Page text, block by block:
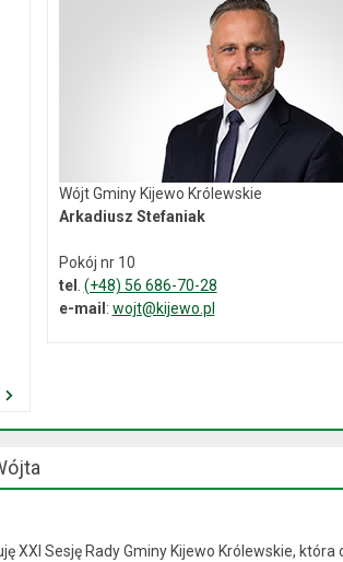
Wójt Gminy Kijewo Królewskie
Arkadiusz Stefaniak
Pokój nr 10
tel
(+48) 56 686-70-28
e-mail : wojt@kijewo.pl
XXI Sesję Rady Gminy Kijewo Królewskie, która